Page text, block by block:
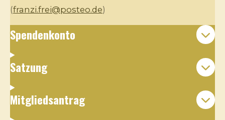
(franzi.frei@posteo.de)
Spendenkonto
Satzung
Mitgliedsantrag